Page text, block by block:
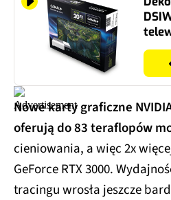
Nowe karty graficzne
oferują do 83 teraflopów
cieniowania, a więc 2x
GeForce RTX 3000.
tracingu wrosła jeszcze